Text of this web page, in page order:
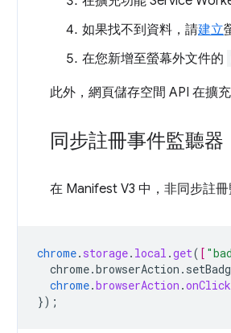
如果找不到資料，請建立
在您新增至螢幕外文件的
此外，網頁儲存空間 API 在擴
同步註冊事件監聽器
在 Manifest V3 中，非同步註
chrome. storage. local .get( [
chrome.browserAction .
});